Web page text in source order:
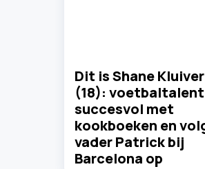
Dit is Shane
(18): voetbaltalent
succesvol met
kookboeken en
vader Patrick bij
Barcelona op